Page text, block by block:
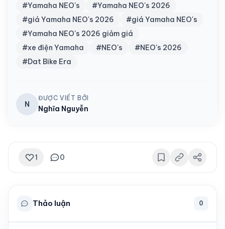
#Yamaha NEO's
#Yamaha NEO's 2026
#giá Yamaha NEO's 2026
#giá Yamaha NEO's
#Yamaha NEO's 2026 giảm giá
#xe điện Yamaha
#NEO's
#NEO's 2026
#Dat Bike Era
N
ĐƯỢC VIẾT BỞI
Nghĩa Nguyễn
1 0
Thảo luận 0